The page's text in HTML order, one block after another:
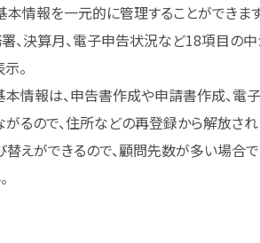
情報を一元的に管理することができます
、決算月、電子申告状況など18項目の
。
情報は、申告書作成や申請書作成、電
るので、住所などの再登録から解放され
替えができるので、顧問先数が多い場合